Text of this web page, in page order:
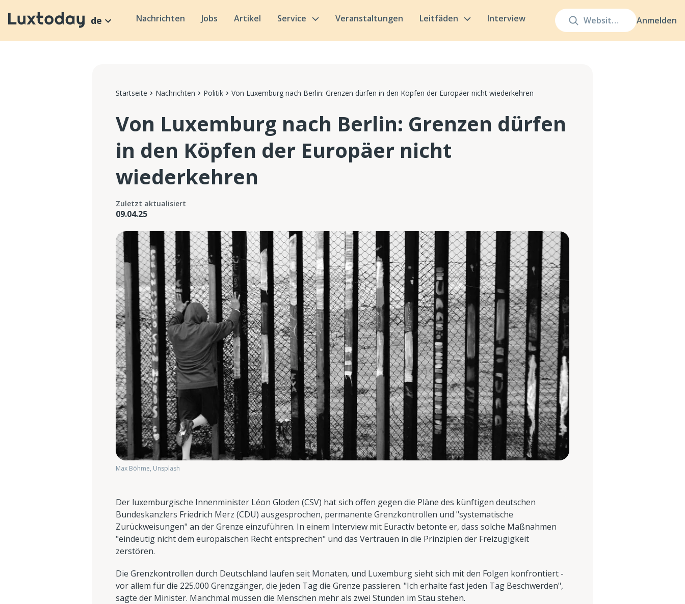
Anmelden
de Nachrichten Jobs Artikel Service Veranstaltungen Leitfäden Interview
Startseite Nachrichten Politik Von Luxemburg nach Berlin: Grenzen dürfen in den Köpfen der Europäer nicht wiederkehren
Von Luxemburg nach Berlin: Grenzen dürfen
in den Köpfen der Europäer nicht
wiederkehren
Zuletzt aktualisiert
09.04.25
Max Böhme, Unsplash
Der luxemburgische Innenminister Léon Gloden (CSV) hat sich offen gegen die Pläne des künftigen deutschen
Bundeskanzlers Friedrich Merz (CDU) ausgesprochen, permanente Grenzkontrollen und "systematische
Zurückweisungen" an der Grenze einzuführen. In einem Interview mit Euractiv betonte er, dass solche Maßnahmen
"eindeutig nicht dem europäischen Recht entsprechen" und das Vertrauen in die Prinzipien der Freizügigkeit
zerstören.
Die Grenzkontrollen durch Deutschland laufen seit Monaten, und Luxemburg sieht sich mit den Folgen konfrontiert -
vor allem für die 225.000 Grenzgänger, die jeden Tag die Grenze passieren. "Ich erhalte fast jeden Tag Beschwerden",
sagte der Minister. Manchmal müssen die Menschen mehr als zwei Stunden im Stau stehen.